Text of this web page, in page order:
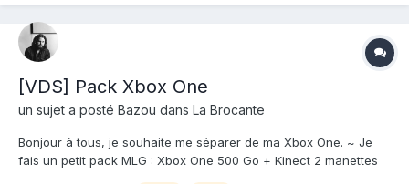
[VDS] Pack Xbox One
un sujet a posté Bazou dans La Brocante
Bonjour à tous, je souhaite me séparer de ma Xbox One. ~ Je
fais un petit pack MLG : Xbox One 500 Go + Kinect 2 manettes